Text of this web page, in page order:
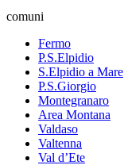
comuni
Fermo
P.S.Elpidio
S.Elpidio a Mare
P.S.Giorgio
Montegranaro
Area Montana
Valdaso
Valtenna
Val d’Ete